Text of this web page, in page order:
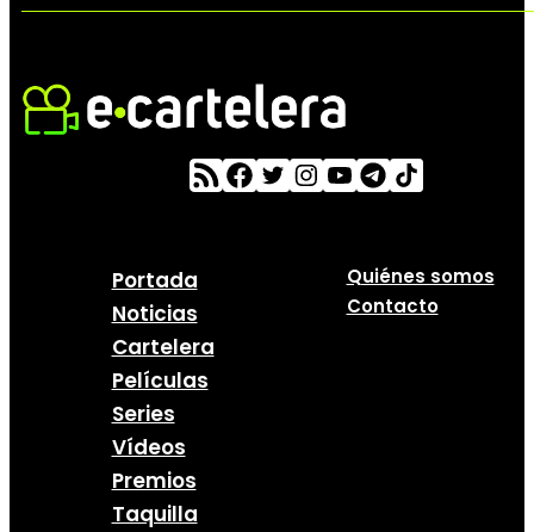
Portada
Noticias
Cartelera
Películas
Series
Vídeos
Premios
Taquilla
Quiénes somos
Contacto